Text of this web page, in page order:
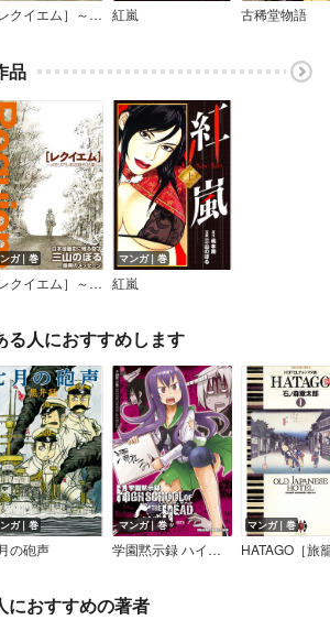
［レクイエム］～メモリアル未収録作品集～ 紅嵐 古稀堂物語
品
ガ｜巻
［レクイエム］～メモリアル未収録作品集～
マンガ｜巻
紅嵐
る人におすすめします
ガ｜巻
の砲声
マンガ｜巻
学園黙示録 ハイスクール・オブ・ザ・ヘッド
マンガ｜巻
におすすめの著者